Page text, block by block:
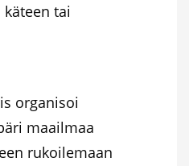
tai
organisoi
maailmaa
rukoilemaan